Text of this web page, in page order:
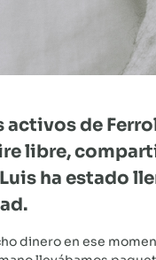
de
libre,
ha estado
dinero en ese